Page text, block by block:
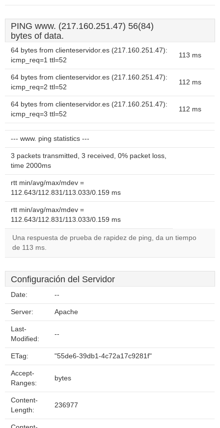
PING www. (217.160.251.47) 56(84)
bytes of data.
64 bytes from clienteservidor.es (217.160.251.47):
icmp_req=1 ttl=52
113 ms
64 bytes from clienteservidor.es (217.160.251.47):
icmp_req=2 ttl=52
112 ms
64 bytes from clienteservidor.es (217.160.251.47):
icmp_req=3 ttl=52
112 ms
--- www. ping statistics ---
3 packets transmitted, 3 received, 0% packet loss,
time 2000ms
rtt min/avg/max/mdev =
112.643/112.831/113.033/0.159 ms
rtt min/avg/max/mdev =
112.643/112.831/113.033/0.159 ms
Una respuesta de prueba de rapidez de ping, da un tiempo
de 113 ms.
Configuración del Servidor
Date: --
Server: Apache
Last-
Modified:
--
ETag: "55de6-39db1-4c72a17c9281f"
Accept-
Ranges:
bytes
Content-
Length:
236977